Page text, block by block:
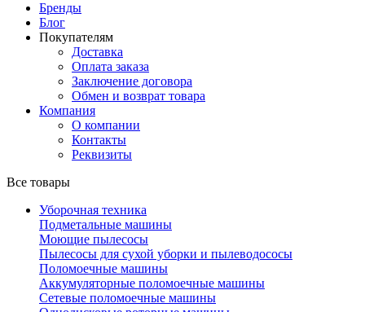
Бренды
Блог
Покупателям
Доставка
Оплата заказа
Заключение договора
Обмен и возврат товара
Компания
О компании
Контакты
Реквизиты
Все товары
Уборочная техника
Подметальные машины
Моющие пылесосы
Пылесосы для сухой уборки и пылеводососы
Поломоечные машины
Аккумуляторные поломоечные машины
Сетевые поломоечные машины